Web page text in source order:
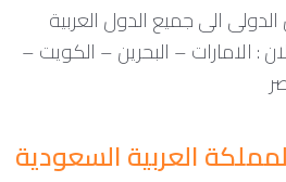
الى جميع الدول العربية
: الامارات – البحرين – الكويت –
العربية السعودية